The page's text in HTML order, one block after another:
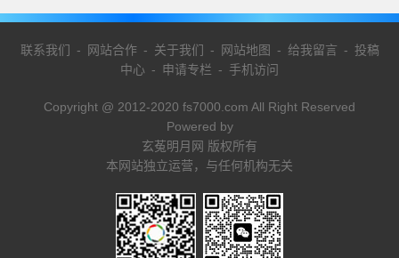
联系我们 - 网站合作- 关于我们 - 网站地图 - 给我留言 - 投稿
中心 - 申请专栏 - 手机访问
Copyright @ 2012-2020 fs7000.com All Right Reserved
Powered by
玄菟明月网 版权所有
本网站独立运营，与任何机构无关